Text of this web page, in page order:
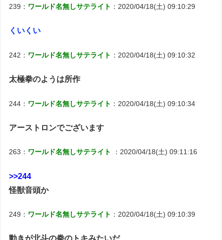
239： ワールド名無しサテライト ：2020/04/18(土) 09:10:29
くいくい
242： ワールド名無しサテライト ：2020/04/18(土) 09:10:32
太極拳のようは所作
244： ワールド名無しサテライト ：2020/04/18(土) 09:10:34
アーストロンでございます
263： ワールド名無しサテライト ：2020/04/18(土) 09:11:16
>>244
怪獣音頭か
249： ワールド名無しサテライト ：2020/04/18(土) 09:10:39